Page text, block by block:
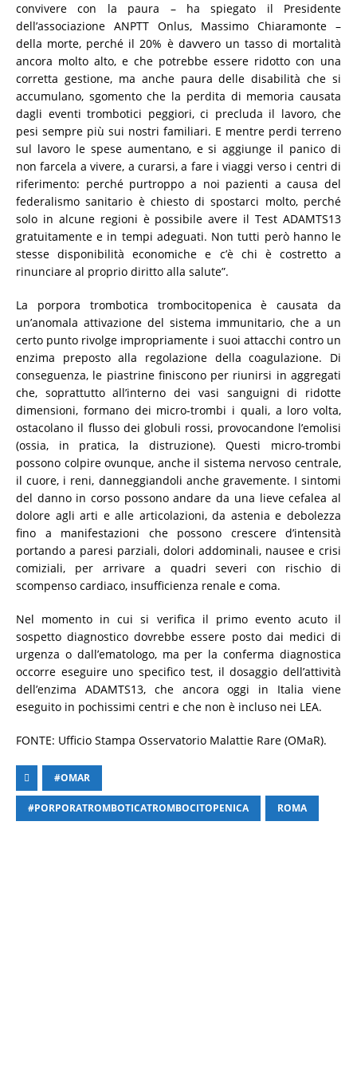
convivere con la paura – ha spiegato il Presidente
dell’associazione ANPTT Onlus, Massimo Chiaramonte –
della morte, perché il 20% è davvero un tasso di mortalità
ancora molto alto, e che potrebbe essere ridotto con una
corretta gestione, ma anche paura delle disabilità che si
accumulano, sgomento che la perdita di memoria causata
dagli eventi trombotici peggiori, ci precluda il lavoro, che
pesi sempre più sui nostri familiari. E mentre perdi terreno
sul lavoro le spese aumentano, e si aggiunge il panico di
non farcela a vivere, a curarsi, a fare i viaggi verso i centri di
riferimento: perché purtroppo a noi pazienti a causa del
federalismo sanitario è chiesto di spostarci molto, perché
solo in alcune regioni è possibile avere il Test ADAMTS13
gratuitamente e in tempi adeguati. Non tutti però hanno le
stesse disponibilità economiche e c’è chi è costretto a
rinunciare al proprio diritto alla salute”.
La porpora trombotica trombocitopenica è causata da
un’anomala attivazione del sistema immunitario, che a un
certo punto rivolge impropriamente i suoi attacchi contro un
enzima preposto alla regolazione della coagulazione. Di
conseguenza, le piastrine finiscono per riunirsi in aggregati
che, soprattutto all’interno dei vasi sanguigni di ridotte
dimensioni, formano dei micro-trombi i quali, a loro volta,
ostacolano il flusso dei globuli rossi, provocandone l’emolisi
(ossia, in pratica, la distruzione). Questi micro-trombi
possono colpire ovunque, anche il sistema nervoso centrale,
il cuore, i reni, danneggiandoli anche gravemente. I sintomi
del danno in corso possono andare da una lieve cefalea al
dolore agli arti e alle articolazioni, da astenia e debolezza
fino a manifestazioni che possono crescere d’intensità
portando a paresi parziali, dolori addominali, nausee e crisi
comiziali, per arrivare a quadri severi con rischio di
scompenso cardiaco, insufficienza renale e coma.
Nel momento in cui si verifica il primo evento acuto il
sospetto diagnostico dovrebbe essere posto dai medici di
urgenza o dall’ematologo, ma per la conferma diagnostica
occorre eseguire uno specifico test, il dosaggio dell’attività
dell’enzima ADAMTS13, che ancora oggi in Italia viene
eseguito in pochissimi centri e che non è incluso nei LEA.
FONTE: Ufficio Stampa Osservatorio Malattie Rare (OMaR).
#OMAR
#PORPORATROMBOTICATROMBOCITOPENICA ROMA